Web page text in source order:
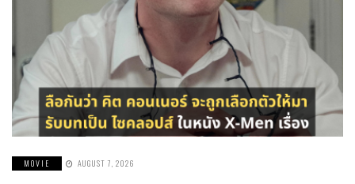
MOVIE AUGUST 7, 2026